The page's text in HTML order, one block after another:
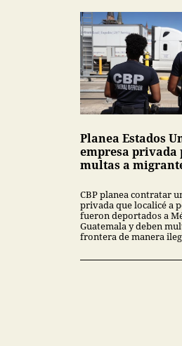
Planea Estados
empresa privada
multas a
CBP planea contratar
privada que localicé a
fueron deportados a
Guatemala y deben
frontera de manera